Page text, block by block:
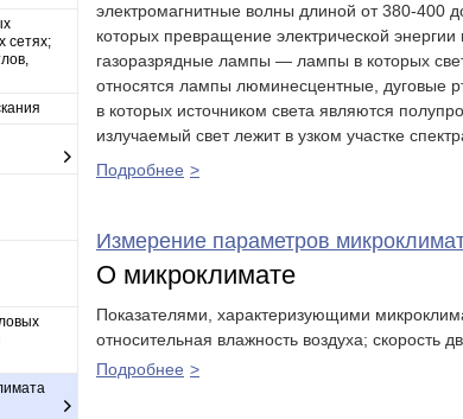
сетях;
электромагнитные волны длиной от 380-400
которых превращение электрической
газоразрядные лампы — лампы в которых
относятся лампы люминесцентные, дуговые
в которых источником света являются
излучаемый свет лежит в узком участке
Подробнее
Измерение параметров
О микроклимате
Показателями, характеризующими
относительная влажность воздуха; скорость
Подробнее